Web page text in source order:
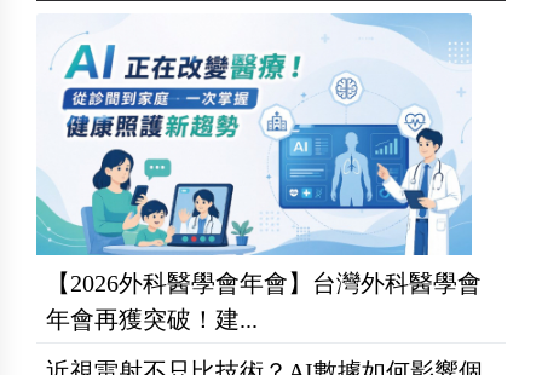
【2026外科醫學會年會】台灣外科醫學會
年會再獲突破！建...